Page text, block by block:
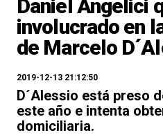
Daniel Angelici
involucrado en
de Marcelo
2019-12-13 21:12:50
D´Alessio está preso
este año e intenta
domiciliaria.